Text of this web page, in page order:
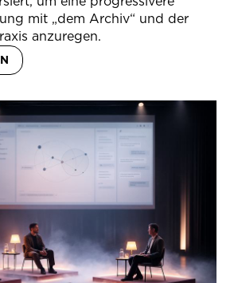
mit „dem Archiv“ und der
anzuregen.